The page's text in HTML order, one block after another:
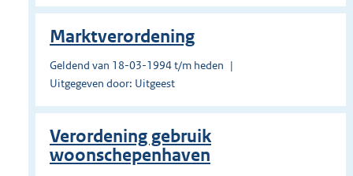
Marktverordening
Geldend van 18-03-1994 t/m heden
Uitgegeven door: Uitgeest
Verordening gebruik
woonschepenhaven